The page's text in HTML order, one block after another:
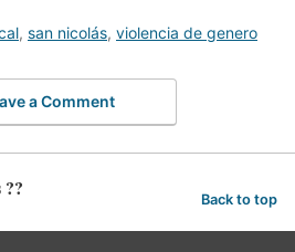
, san nicolás, violencia de genero
a Comment
Back to top